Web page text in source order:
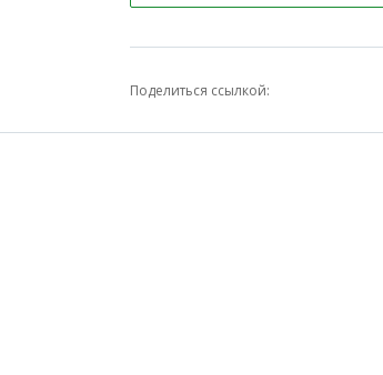
Поделиться ссылкой: